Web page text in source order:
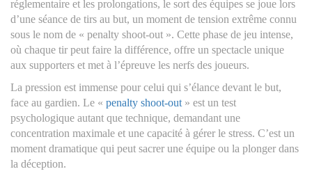
réglementaire et les prolongations, le sort des équipes se joue lors
d’une séance de tirs au but, un moment de tension extrême connu
sous le nom de « penalty shoot-out ». Cette phase de jeu intense,
où chaque tir peut faire la différence, offre un spectacle unique
aux supporters et met à l’épreuve les nerfs des joueurs.
La pression est immense pour celui qui s’élance devant le but,
face au gardien. Le « penalty shoot-out » est un test
psychologique autant que technique, demandant une
concentration maximale et une capacité à gérer le stress. C’est un
moment dramatique qui peut sacrer une équipe ou la plonger dans
la déception.